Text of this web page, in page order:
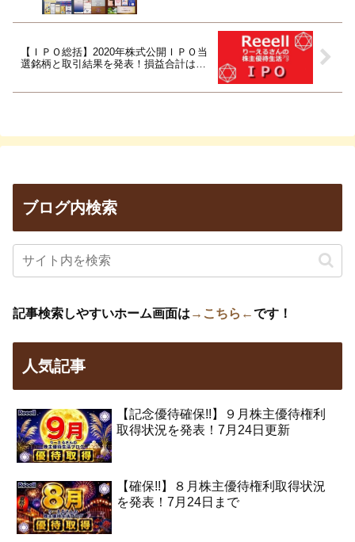
【ＩＰＯ総括】2020年株式公開ＩＰＯ当
選銘柄と取引結果を発表！損益合計は…
ブログ内検索
記事検索しやすいホーム画面は →こちら←です！
人気記事
【記念優待確保!!】９月株主優待権利
取得状況を発表！7月24日更新
【確保!!】８月株主優待権利取得状況
を発表！7月24日まで